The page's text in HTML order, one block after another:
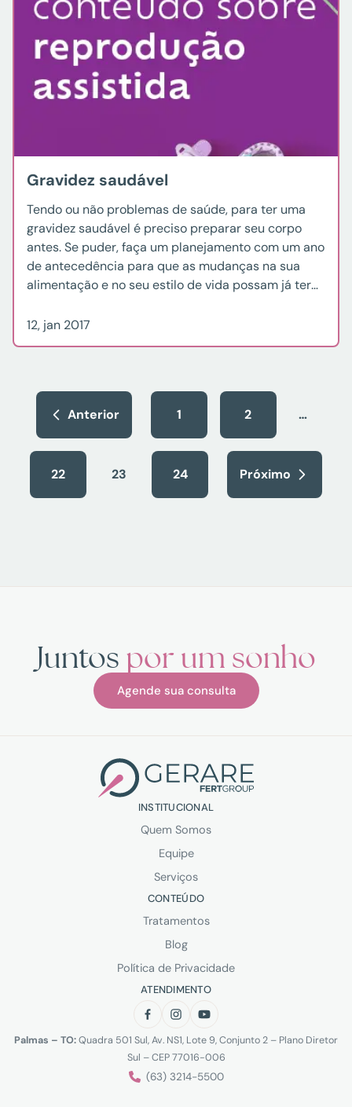
Gravidez saudável
Tendo ou não problemas de saúde, para ter uma
gravidez saudável é preciso preparar seu corpo
antes. Se puder, faça um planejamento com um ano
de antecedência para que as mudanças na sua
alimentação e no seu estilo de vida possam já ter
bom não só […]
12, jan 2017
Anterior 1 2 …
22 23 24 Próximo
Juntos por um sonho
Agende sua consulta
INSTITUCIONAL
Quem Somos
Equipe
Serviços
CONTEÚDO
Tratamentos
Blog
Política de Privacidade
ATENDIMENTO
Palmas – TO:Quadra 501 Sul, Av. NS1, Lote 9, Conjunto 2 – Plano Diretor
Sul – CEP 77016-006
(63) 3214-5500